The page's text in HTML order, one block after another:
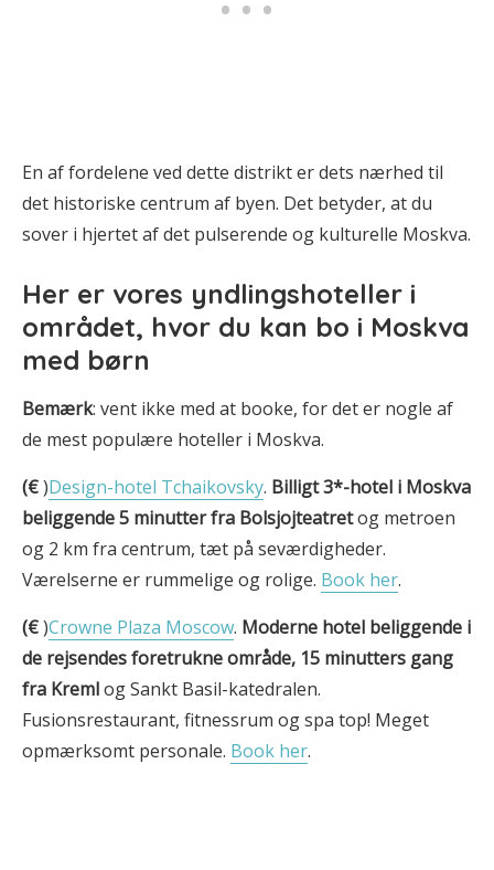
En af fordelene ved dette distrikt er dets nærhed til
det historiske centrum af byen. Det betyder, at du
sover i hjertet af det pulserende og kulturelle Moskva.
Her er vores yndlingshoteller i
området, hvor du kan bo i Moskva
med børn
Bemærk: vent ikke med at booke, for det er nogle af
de mest populære hoteller i Moskva.
(€)Design-hotel Tchaikovsky. Billigt 3*-hotel i Moskva
beliggende 5 minutter fra Bolsjojteatretog metroen
og 2 km fra centrum, tæt på seværdigheder.
Værelserne er rummelige og rolige. Book her.
(€)Crowne Plaza Moscow. Moderne hotel beliggende i
de rejsendes foretrukne område, 15 minutters gang
fra Kremlog Sankt Basil-katedralen.
Fusionsrestaurant, fitnessrum og spa top! Meget
opmærksomt personale. Book her.